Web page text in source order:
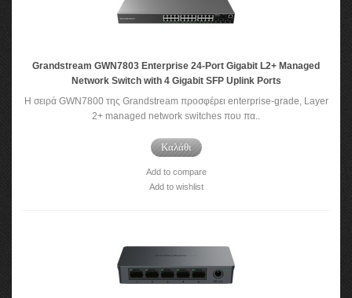
Grandstream GWN7803 Enterprise 24-Port Gigabit L2+ Managed
Network Switch with 4 Gigabit SFP Uplink Ports
Η σειρά GWN7800 της Grandstream προσφέρει enterprise-grade, Layer
2+ managed network switches που πα..
Καλάθι
Add to compare
Add to wishlist